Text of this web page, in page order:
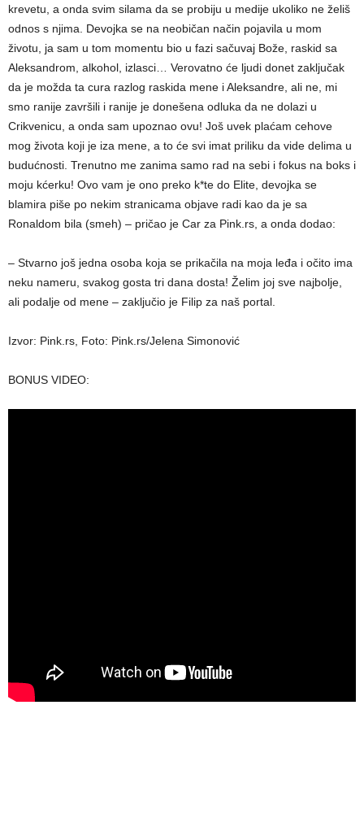
krevetu, a onda svim silama da se probiju u medije ukoliko ne želiš
odnos s njima. Devojka se na neobičan način pojavila u mom
životu, ja sam u tom momentu bio u fazi sačuvaj Bože, raskid sa
Aleksandrom, alkohol, izlasci… Verovatno će ljudi donet zaključak
da je možda ta cura razlog raskida mene i Aleksandre, ali ne, mi
smo ranije završili i ranije je donešena odluka da ne dolazi u
Crikvenicu, a onda sam upoznao ovu! Još uvek plaćam cehove
mog života koji je iza mene, a to će svi imat priliku da vide delima u
budućnosti. Trenutno me zanima samo rad na sebi i fokus na boks i
moju kćerku! Ovo vam je ono preko k*te do Elite, devojka se
blamira piše po nekim stranicama objave radi kao da je sa
Ronaldom bila (smeh) – pričao je Car za Pink.rs, a onda dodao:
– Stvarno još jedna osoba koja se prikačila na moja leđa i očito ima
neku nameru, svakog gosta tri dana dosta! Želim joj sve najbolje,
ali podalje od mene – zaključio je Filip za naš portal.
Izvor: Pink.rs, Foto: Pink.rs/Jelena Simonović
BONUS VIDEO: